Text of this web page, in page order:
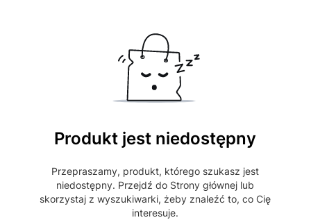
Produkt jest niedostępny
Przepraszamy, produkt, którego szukasz jest
niedostępny. Przejdź do Strony głównej lub
skorzystaj z wyszukiwarki, żeby znaleźć to, co Cię
interesuje.